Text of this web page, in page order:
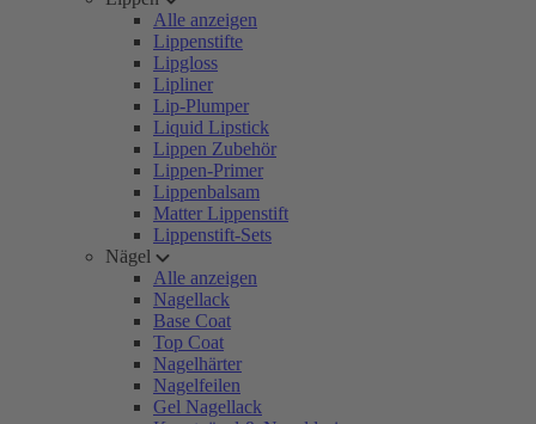
Alle anzeigen
Lippenstifte
Lipgloss
Lipliner
Lip-Plumper
Liquid Lipstick
Lippen Zubehör
Lippen-Primer
Lippenbalsam
Matter Lippenstift
Lippenstift-Sets
Nägel
Alle anzeigen
Nagellack
Base Coat
Top Coat
Nagelhärter
Nagelfeilen
Gel Nagellack